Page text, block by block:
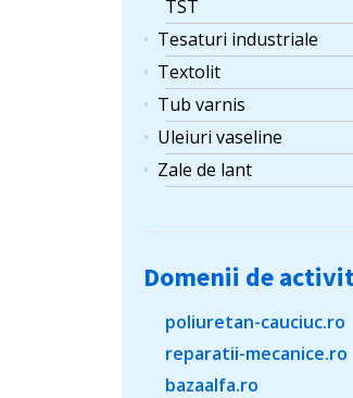
TST
Tesaturi industriale
Textolit
Tub varnis
Uleiuri vaseline
Zale de lant
Domenii de
poliuretan-cauciuc.ro
reparatii-mecanice.ro
bazaalfa.ro